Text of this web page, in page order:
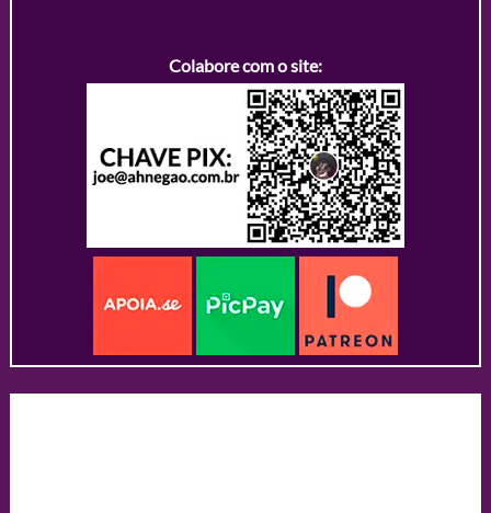
Colabore com o site: